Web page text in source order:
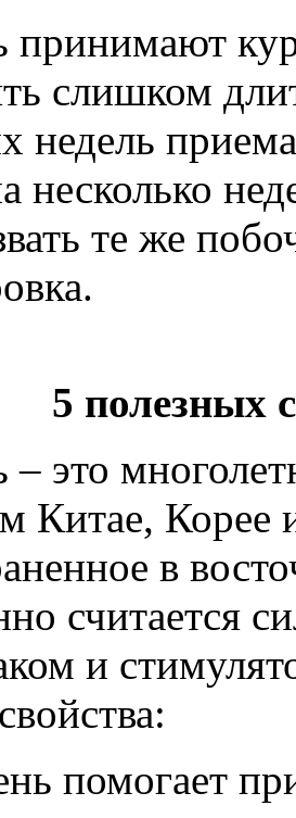
слишком
недель
несколько
те же
5 полезных
это
Китае,
в
считается
и
помогает